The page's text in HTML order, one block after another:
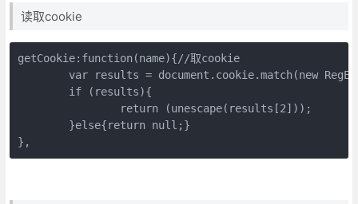
读取cookie
getCookie:function(name){//取cookie
},